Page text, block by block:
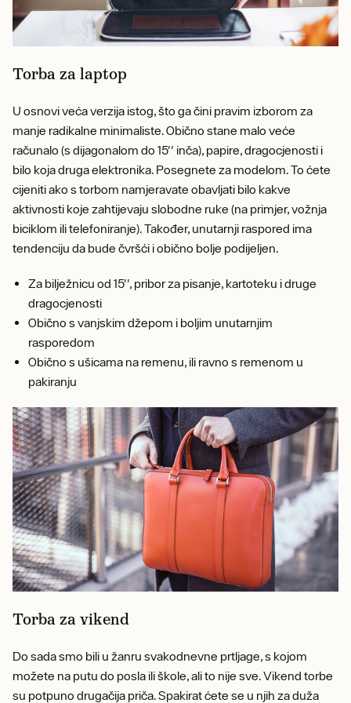
Torba za laptop
U osnovi veća verzija istog, što ga čini pravim izborom za
manje radikalne minimaliste. Obično stane malo veće
računalo (s dijagonalom do 15'' inča), papire, dragocjenosti i
bilo koja druga elektronika. Posegnete za modelom. To ćete
cijeniti ako s torbom namjeravate obavljati bilo kakve
aktivnosti koje zahtijevaju slobodne ruke (na primjer, vožnja
biciklom ili telefoniranje). Također, unutarnji raspored ima
tendenciju da bude čvršći i obično bolje podijeljen.
Za bilježnicu od 15'', pribor za pisanje, kartoteku i druge
dragocjenosti
Obično s vanjskim džepom i boljim unutarnjim
rasporedom
Obično s ušicama na remenu, ili ravno s remenom u
pakiranju
Torba za vikend
Do sada smo bili u žanru svakodnevne prtljage, s kojom
možete na putu do posla ili škole, ali to nije sve. Vikend torbe
su potpuno drugačija priča. Spakirat ćete se u njih za duža